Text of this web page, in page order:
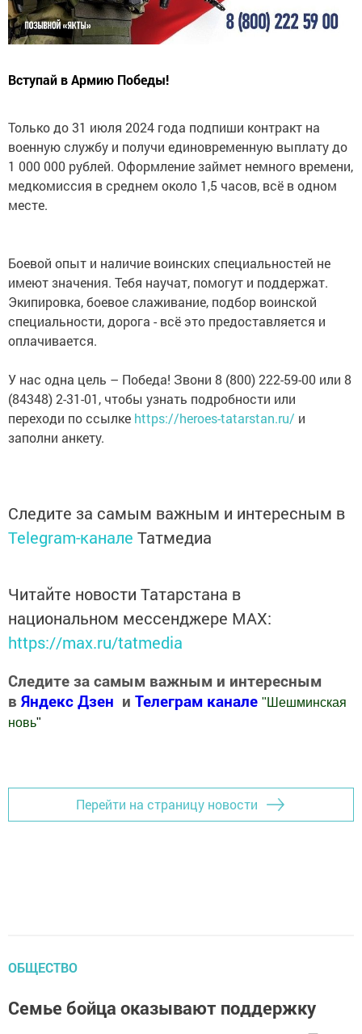
Вступай в Армию Победы!
Только до 31 июля 2024 года подпиши контракт на
военную службу и получи единовременную выплату до
1 000 000 рублей. Оформление займет немного времени,
медкомиссия в среднем около 1,5 часов, всё в одном
месте.
Боевой опыт и наличие воинских специальностей не
имеют значения. Тебя научат, помогут и поддержат.
Экипировка, боевое слаживание, подбор воинской
специальности, дорога - всё это предоставляется и
оплачивается.
У нас одна цель – Победа! Звони 8 (800) 222-59-00 или 8
(84348) 2-31-01, чтобы узнать подробности или
переходи по ссылке https://heroes-tatarstan.ru/ и
заполни анкету.
Следите за самым важным и интересным в
Telegram-канале Татмедиа
Читайте новости Татарстана в
национальном мессенджере MАХ:
https://max.ru/tatmedia
Следите за самым важным и интересным
в Яндекс Дзен и Телеграм канале " Шешминская
новь"
Перейти на страницу новости
ОБЩЕСТВО
Семье бойца оказывают поддержку